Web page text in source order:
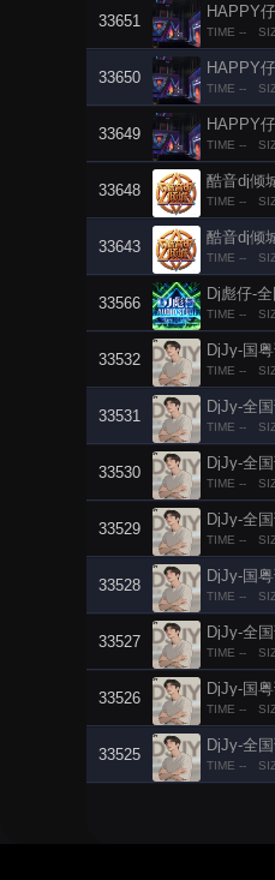
33651
HAPPY
TIME --
33650
HAPPY
TIME --
33649
HAPPY
TIME --
33648
TIME --
33643
酷音dj倾
TIME --
33566
Dj彪仔-
TIME --
33532
DjJy-国
TIME --
33531
DjJy-全
TIME --
33530
DjJy-全
TIME --
33529
DjJy-全
TIME --
33528
DjJy-国
TIME --
33527
DjJy-全
TIME --
33526
DjJy-国
TIME --
33525
DjJy-全
TIME --